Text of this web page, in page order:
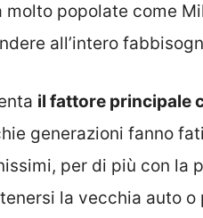
popolate come
all’intero
il fattore principale
generazioni fanno
per di più con la
la vecchia auto